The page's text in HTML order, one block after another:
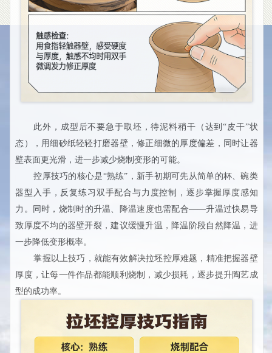
此外，成型后不要急于取坯，待泥料稍干（达到“皮干”状
态），用细砂纸轻轻打磨器壁，修正细微的厚度偏差，同时让器
壁表面更光滑，进一步减少烧制变形的可能。
控厚技巧的核心是“熟练”，新手初期可先从简单的杯、碗类
器型入手，反复练习双手配合与力度控制，逐步掌握厚度感知
力。同时，烧制时的升温、降温速度也需配合——升温过快易导
致厚度不均的器壁开裂，建议缓慢升温，降温阶段自然降温，进
一步降低变形概率。
掌握以上技巧，就能有效解决拉坯控厚难题，精准把握器壁
厚度，让每一件作品都能顺利烧制，减少损耗，逐步提升陶艺成
型的成功率。